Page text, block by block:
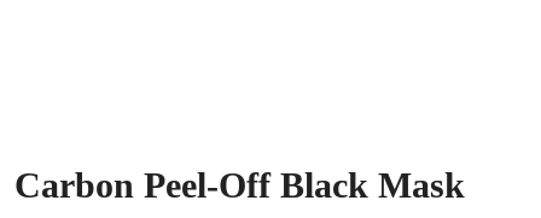
Carbon Peel-Off Black Mask